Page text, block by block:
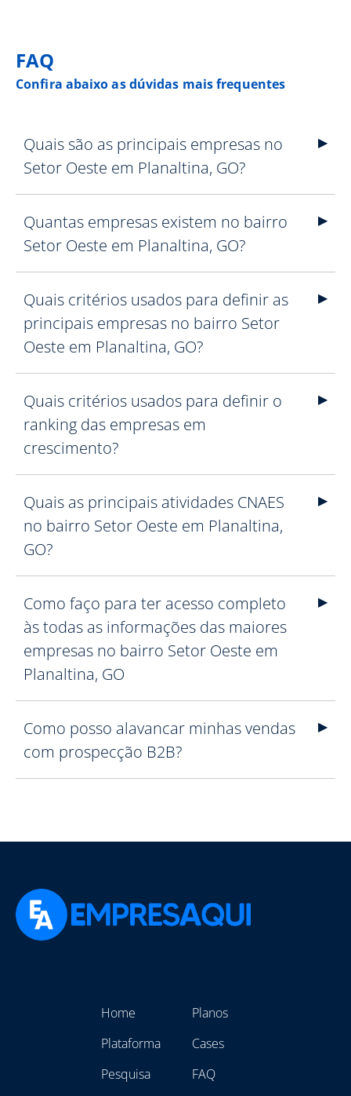
FAQ
Confira abaixo as dúvidas mais frequentes
Quais são as principais empresas no
Setor Oeste em Planaltina, GO?
Quantas empresas existem no bairro
Setor Oeste em Planaltina, GO?
Quais critérios usados para definir as
principais empresas no bairro Setor
Oeste em Planaltina, GO?
Quais critérios usados para definir o
ranking das empresas em
crescimento?
Quais as principais atividades CNAES
no bairro Setor Oeste em Planaltina,
GO?
Como faço para ter acesso completo
às todas as informações das maiores
empresas no bairro Setor Oeste em
Planaltina, GO
Como posso alavancar minhas vendas
com prospecção B2B?
Home
Plataforma
Pesquisa
Planos
Cases
FAQ